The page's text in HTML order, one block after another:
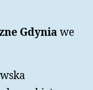
Gdynia we